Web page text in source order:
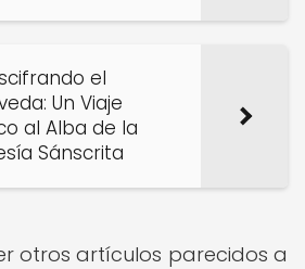
el
Un Viaje
al Alba de la
Sánscrita
otros artículos parecidos a